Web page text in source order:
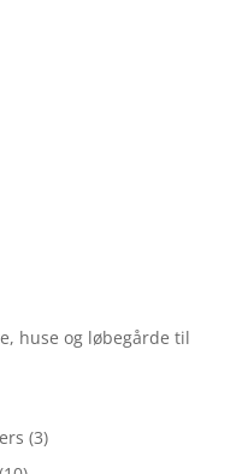
huse og løbegårde til
(3)